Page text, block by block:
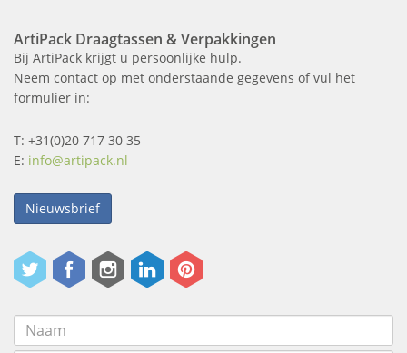
ArtiPack Draagtassen & Verpakkingen
Bij ArtiPack krijgt u persoonlijke hulp.
Neem contact op met onderstaande gegevens of vul het
formulier in:
T: +31(0)20 717 30 35
E: info@artipack.nl
Nieuwsbrief